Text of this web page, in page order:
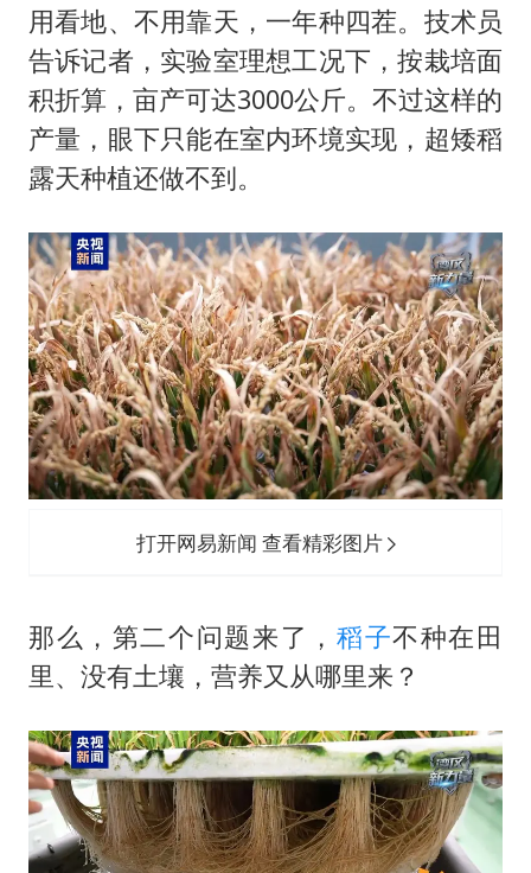
用看地、不用靠天，一年种四茬。技术员
告诉记者，实验室理想工况下，按栽培面
积折算，亩产可达3000公斤。不过这样的
产量，眼下只能在室内环境实现，超矮稻
露天种植还做不到。
打开网易新闻 查看精彩图片
那么，第二个问题来了， 稻子不种在田
里、没有土壤，营养又从哪里来？